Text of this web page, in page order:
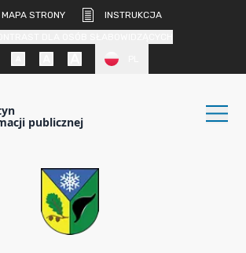
MAPA STRONY
INSTRUKCJA
publicznej